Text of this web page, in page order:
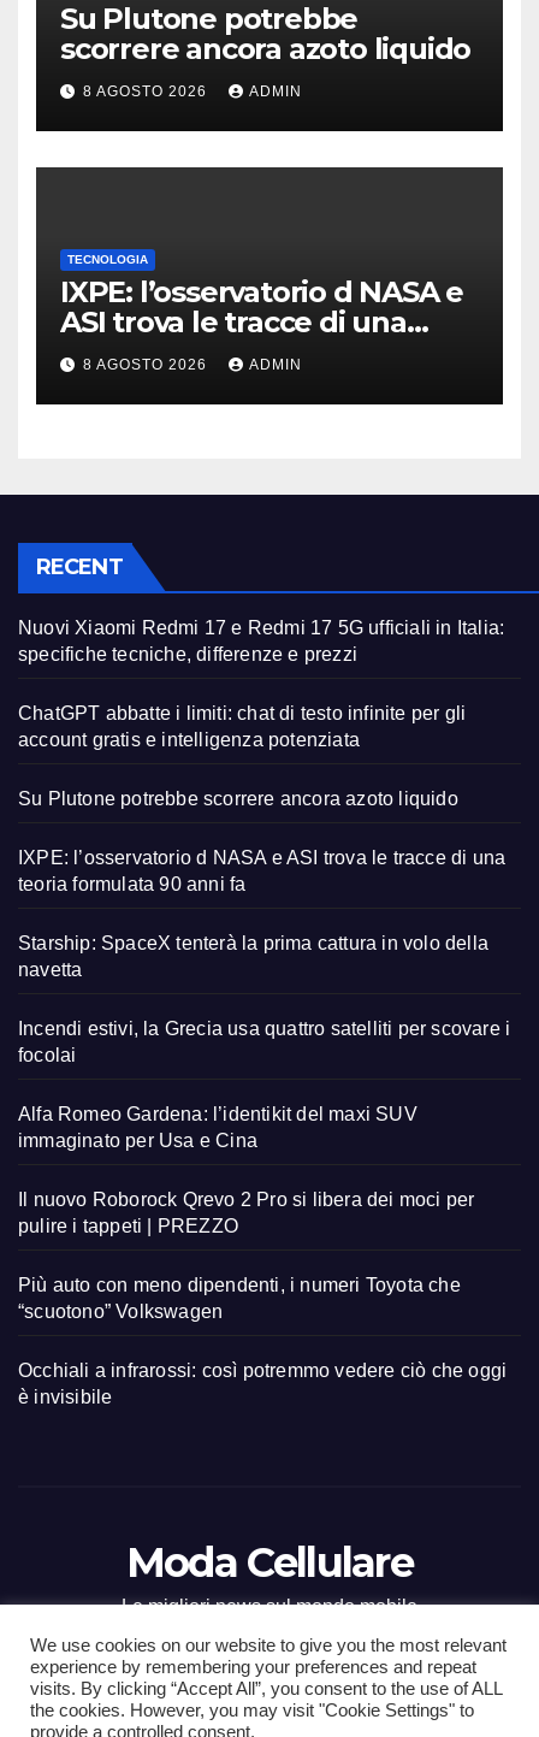
Su Plutone potrebbe
scorrere ancora azoto liquido
8 AGOSTO 2026 ADMIN
TECNOLOGIA
IXPE: l’osservatorio d NASA e
ASI trova le tracce di una
teoria formulata 90 anni fa
8 AGOSTO 2026 ADMIN
RECENT
Nuovi Xiaomi Redmi 17 e Redmi 17 5G ufficiali in Italia:
specifiche tecniche, differenze e prezzi
ChatGPT abbatte i limiti: chat di testo infinite per gli
account gratis e intelligenza potenziata
Su Plutone potrebbe scorrere ancora azoto liquido
IXPE: l’osservatorio d NASA e ASI trova le tracce di una
teoria formulata 90 anni fa
Starship: SpaceX tenterà la prima cattura in volo della
navetta
Incendi estivi, la Grecia usa quattro satelliti per scovare i
focolai
Alfa Romeo Gardena: l’identikit del maxi SUV
immaginato per Usa e Cina
Il nuovo Roborock Qrevo 2 Pro si libera dei moci per
pulire i tappeti | PREZZO
Più auto con meno dipendenti, i numeri Toyota che
“scuotono” Volkswagen
Occhiali a infrarossi: così potremmo vedere ciò che oggi
è invisibile
Moda Cellulare
Le migliori news sul mondo mobile
Proudly powered by WordPress| Tema: Newsup diThemeansar
We use cookies on our website to give you the most relevant
experience by remembering your preferences and repeat
visits. By clicking “Accept All”, you consent to the use of ALL
the cookies. However, you may visit "Cookie Settings" to
provide a controlled consent.